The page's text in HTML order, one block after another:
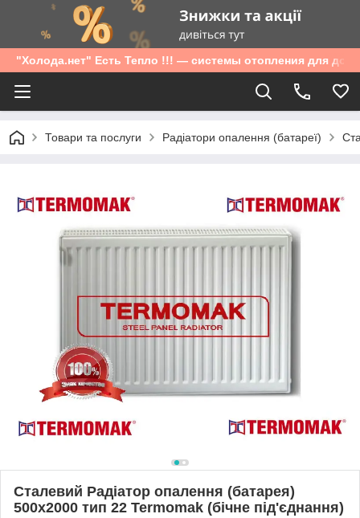
"Холода.нет" Есть Тепло !!! — системы отопления для дома
Товари та послуги Радіатори опалення (батареї)
Сталевий Радіатор опалення (батарея)
500x2000 тип 22 Termomak (бічне під'єднання)